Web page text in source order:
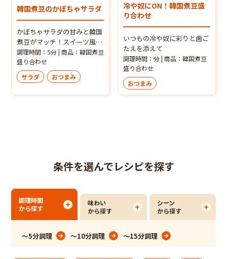
韓国煮豆のかぼちゃサラダ
かぼちゃサラダの甘みと韓国
煮豆がマッチ！スイーツ風に
楽しめます
調理時間：5分 | 商品：韓国煮豆
盛り合わせ
サラダ
おつまみ
冷や奴にON！韓国煮豆盛
り合わせ
いつもの冷や奴に彩りと歯ご
たえを添えて
調理時間：分 | 商品：韓国煮豆
盛り合わせ
おつまみ
条件を選んでレシピを探す
調理時間
から探す
味わい
から探す
シーン
から探す
～5分調理 ～10分調理 ～15分調理